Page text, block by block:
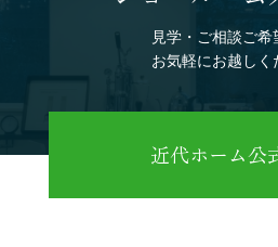
見学・ご相談ご希
お気軽にお越しく
近代ホーム公